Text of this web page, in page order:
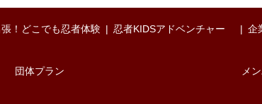
！どこでも忍者体験
団体プラン
忍者KIDSアドベンチャー 企
メ